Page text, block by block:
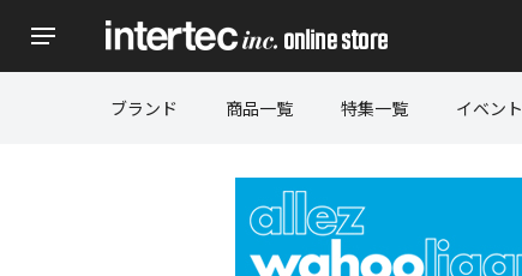
ブランド 商品一覧 特集一覧 イベント